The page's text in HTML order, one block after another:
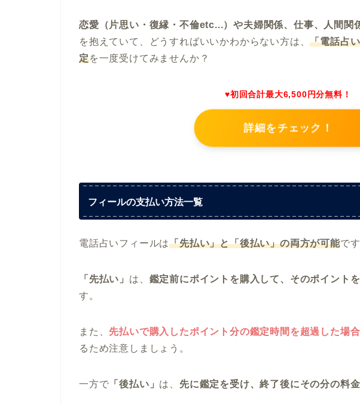
恋愛（片思い・復縁・不倫etc...）や夫婦関係、仕事、人間関
を抱えていて、どうすればいいかわからない方は、「電話占
定を一度受けてみませんか？
♥初回合計最大6,500円分無料！
詳細をチェック！
フィールの支払い方法一覧
電話占いフィールは「先払い」と「後払い」の両方が可能です
「先払い」 は、 鑑定前にポイントを購入して、そのポイント
す。
また、 先払いで購入したポイント分の鑑定時間を超過した場
るため注意しましょう。
一方で 「後払い」 は、 先に鑑定を受け、終了後にその分の料